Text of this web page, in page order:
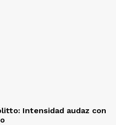
Intensidad audaz con